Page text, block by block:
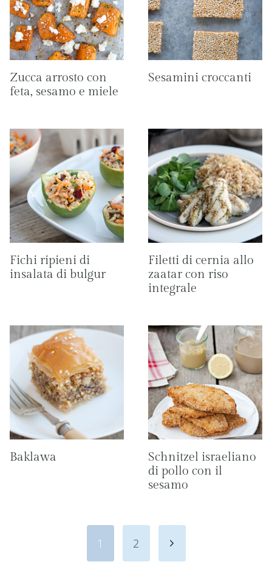
Zucca arrosto con
feta, sesamo e miele
Sesamini croccanti
Fichi ripieni di
insalata di bulgur
Filetti di cernia allo
zaatar con riso
integrale
Baklawa
Schnitzel israeliano
di pollo con il
sesamo
1 2
Pagina